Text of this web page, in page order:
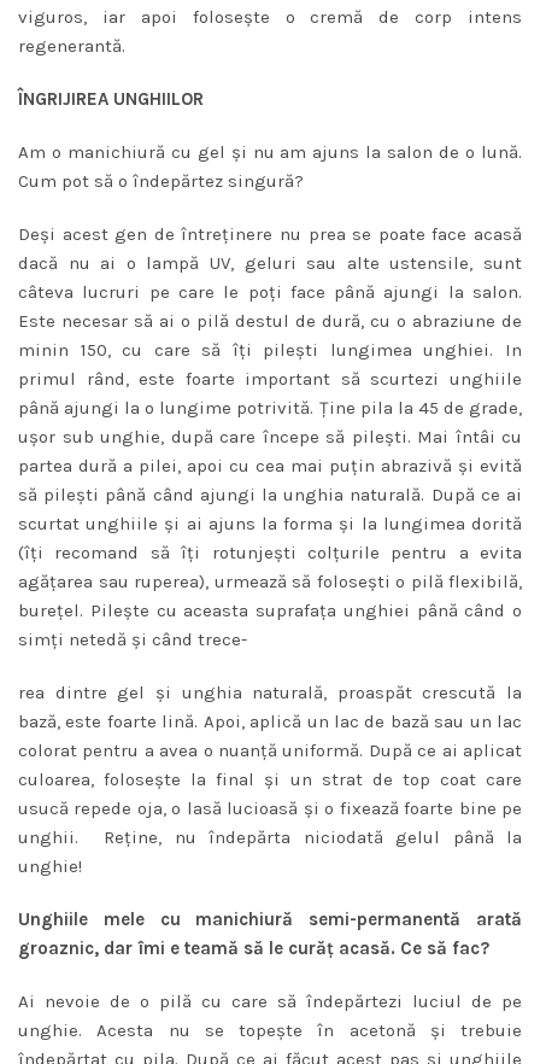
viguros, iar apoi foloseşte o cremă de corp intens
regenerantă.
ÎNGRIJIREA UNGHIILOR
Am o manichiură cu gel şi nu am ajuns la salon de o lună.
Cum pot să o îndepărtez singură?
Deşi acest gen de întreţinere nu prea se poate face acasă
dacă nu ai o lampă UV, geluri sau alte ustensile, sunt
câteva lucruri pe care le poţi face până ajungi la salon.
Este necesar să ai o pilă destul de dură, cu o abraziune de
minin 150, cu care să îţi pileşti lungimea unghiei. In
primul rând, este foarte important să scurtezi unghiile
până ajungi la o lungime potrivită. Ţine pila la 45 de grade,
uşor sub unghie, după care începe să pileşti. Mai întâi cu
partea dură a pilei, apoi cu cea mai puţin abrazivă şi evită
să pileşti până când ajungi la unghia naturală. După ce ai
scurtat unghiile şi ai ajuns la forma şi la lungimea dorită
(îţi recomand să îţi rotunjeşti colţurile pentru a evita
agăţarea sau ruperea), urmează să foloseşti o pilă flexibilă,
bureţel. Pileşte cu aceasta suprafaţa unghiei până când o
simţi netedă şi când trece-
rea dintre gel şi unghia naturală, proaspăt crescută la
bază, este foarte lină. Apoi, aplică un lac de bază sau un lac
colorat pentru a avea o nuanţă uniformă. După ce ai aplicat
culoarea, foloseşte la final şi un strat de top coat care
usucă repede oja, o lasă lucioasă şi o fixează foarte bine pe
unghii. Reţine, nu îndepărta niciodată gelul până la
unghie!
Unghiile mele cu manichiură semi-permanentă arată
groaznic, dar îmi e teamă să le curăţ acasă. Ce să fac?
Ai nevoie de o pilă cu care să îndepărtezi luciul de pe
unghie. Acesta nu se topeşte în acetonă şi trebuie
îndepărtat cu pila. După ce ai făcut acest pas şi unghiile